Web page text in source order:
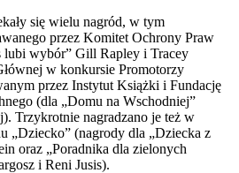
się wielu nagród, w tym
przez Komitet Ochrony Praw
lubi wybór” Gill Rapley i Tracey
w konkursie Promotorzy
przez Instytut Książki i Fundację
(dla „Domu na Wschodniej”
Trzykrotnie nagradzano je też w
„Dziecko” (nagrody dla „Dziecka z
oraz „Poradnika dla zielonych
i Reni Jusis).